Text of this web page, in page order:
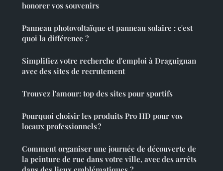
honorer vos souvenirs
Panneau photovoltaïque et panneau solaire : c'est
quoi la différence ?
Simplifiez votre recherche d'emploi à Draguignan
avec des sites de recrutement
Trouvez l'amour: top des sites pour sportifs
Pourquoi choisir les produits Pro HD pour vos
locaux professionnels ?
Comment organiser une journée de découverte de
la peinture de rue dans votre ville, avec des arrêts